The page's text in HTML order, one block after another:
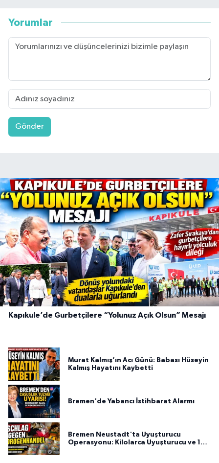
Yorumlar
Gönder
Kapıkule’de Gurbetçilere “Yolunuz Açık Olsun” Mesajı
Murat Kalmış’ın Acı Günü: Babası Hüseyin
Kalmış Hayatını Kaybetti
Bremen'de Yabancı İstihbarat Alarmı
Bremen Neustadt'ta Uyuşturucu
Operasyonu: Kilolarca Uyuşturucu ve 100